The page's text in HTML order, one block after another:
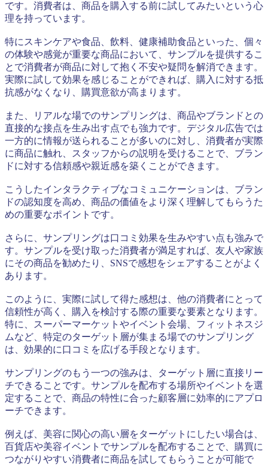
です。消費者は、商品を購入する前に試してみたいという心
理を持っています。
特にスキンケアや食品、飲料、健康補助食品といった、個々
の体験や感覚が重要な商品において、サンプルを提供するこ
とで消費者が商品に対して抱く不安や疑問を解消できます。
実際に試して効果を感じることができれば、購入に対する抵
抗感がなくなり、購買意欲が高まります。
また、リアルな場でのサンプリングは、商品やブランドとの
直接的な接点を生み出す点でも強力です。デジタル広告では
一方的に情報が送られることが多いのに対し、消費者が実際
に商品に触れ、スタッフからの説明を受けることで、ブラン
ドに対する信頼感や親近感を築くことができます。
こうしたインタラクティブなコミュニケーションは、ブラン
ドの認知度を高め、商品の価値をより深く理解してもらうた
めの重要なポイントです。
さらに、サンプリングは口コミ効果を生みやすい点も強みで
す。サンプルを受け取った消費者が満足すれば、友人や家族
にその商品を勧めたり、SNSで感想をシェアすることがよく
あります。
このように、実際に試して得た感想は、他の消費者にとって
信頼性が高く、購入を検討する際の重要な要素となります。
特に、スーパーマーケットやイベント会場、フィットネスジ
ムなど、特定のターゲット層が集まる場でのサンプリング
は、効果的に口コミを広げる手段となります。
サンプリングのもう一つの強みは、ターゲット層に直接リー
チできることです。サンプルを配布する場所やイベントを選
定することで、商品の特性に合った顧客層に効率的にアプロ
ーチできます。
例えば、美容に関心の高い層をターゲットにしたい場合は、
百貨店や美容イベントでサンプルを配布することで、購買に
つながりやすい消費者に商品を試してもらうことが可能で